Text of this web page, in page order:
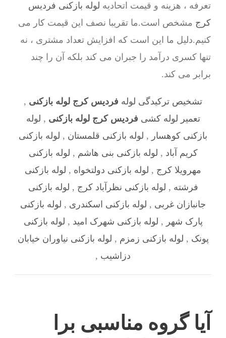
تعرفه ، هزینه و قیمت اتحادیه لوله بازکنی فردیس
کرج مشخص است.ما تقریبا نصف این قیمت کار می
کنیم.دلیل ما این است که افزایش تعداد مشتری ، نه
تنها کسری درآمد را جبران می کند بلکه آن را چند
برابر می کند.
تشخیص ترکیدگی لوله فردیس کرج لوله بازکنی ,
تعمیر لوله کشی فردیس کرج لوله بازکنی , لوله
بازکنی کوهسار , لوله بازکنی قلمستان , لوله بازکنی
کریم آباد , لوله بازکنی بنی هاشم , لوله بازکنی
مهرویلا کرج , لوله بازکنی دولتخواه , لوله بازکنی
فرشته , لوله بازکنی نظرآباد کرج , لوله بازکنی
جانبازان غربی , لوله بازکنی اسکندری , لوله بازکنی
پارک شهر , لوله بازکنی شهرک امید , لوله بازکنی
پونک , لوله بازکنی زمزم , لوله بازکنی نیاوران خیابان
دزاشیب ,
آیا گروه مناسبی برا